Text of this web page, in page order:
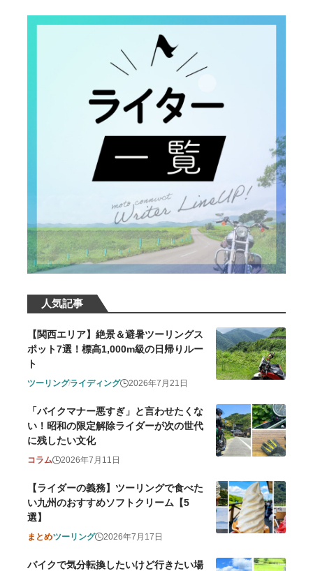
人気記事
【関西エリア】絶景＆避暑ツーリングス
ポット7選！標高1,000m級の日帰りルー
ト
ツーリングライディング 2026年7月21日
「バイクマナー悪すぎ」と言わせたくな
い！昭和の限定解除ライダーが次の世代
に残したい文化
コラム 2026年7月11日
【ライダーの義務】ツーリングで食べた
い九州のおすすめソフトクリーム【5
選】
まとめツーリング 2026年7月17日
バイクで気分転換したいけど行きたい場